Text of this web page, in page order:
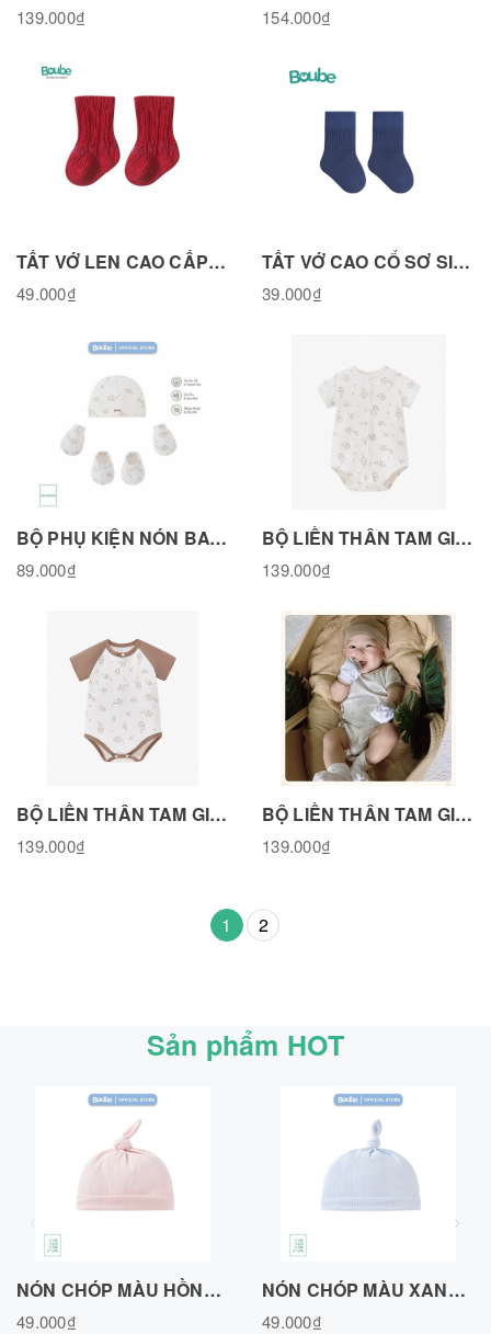
139.000₫ 154.000₫
TẤT VỚ LEN CAO CẤP MÀU ĐỎ TN021025RED
49.000₫
TẤT VỚ CAO CỔ SƠ SINH MÀU XANH NAVY COTTON BT011125NAV
39.000₫
BỘ PHỤ KIỆN NÓN BAO TAY BAO CHÂN HOẠ TIẾT VOI, CHẤT LIỆU COTTON TỰ NHIÊN
89.000₫
BỘ LIỀN THÂN TAM GIÁC CÚC THẲNG HOẠ TIẾT VOI, VẢI COTTON TỰ NHIÊN -BL280925ELP
139.000₫
BỘ LIỀN THÂN TAM GIÁC RAPLANG HOẠ TIẾT VOI, VẢI COTTON TỰ NHIÊN -BL340925ELP
139.000₫
BỘ LIỀN THÂN TAM GIÁC CÚC BẤM CHÉO HOẠ TIẾT VOI, VẢI COTTON TỰ NHIÊN -BL310925ELP
139.000₫
1 2
Sản phẩm HOT
NÓN CHÓP MÀU HỒNG, VẢI COTTON AIR N020726PN
49.000₫
NÓN CHÓP MÀU XANH BIỂN, VẢI COTTON AIR N020726BLUE
49.000₫